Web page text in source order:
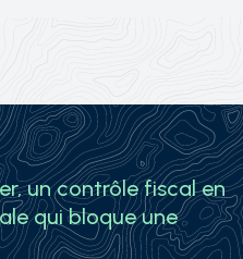
un contrôle fiscal en
qui bloque une